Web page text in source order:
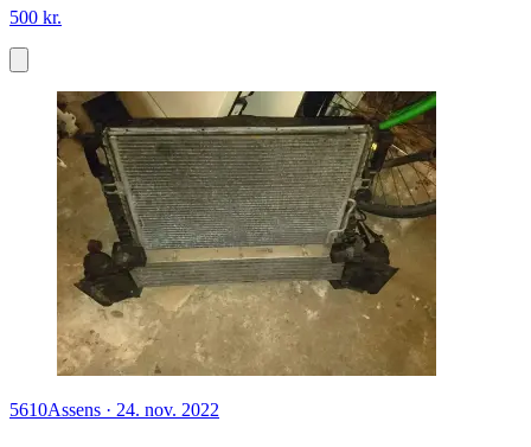
500 kr.
5610Assens · 24. nov. 2022